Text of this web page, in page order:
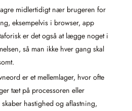
midlertidigt nær brugeren for
eksempelvis i browser, app
er det også at lægge noget i
så man ikke hver gang skal
er et mellemlager, hvor ofte
tæt på processoren eller
hastighed og aflastning,